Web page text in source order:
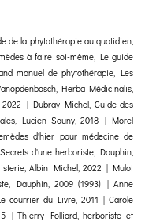
de la phytothérapie au quotidien,
à faire soi-même, Le guide
manuel de phytothérapie, Les
Herba Médicinalis,
2022 | Dubray Michel, Guide des
Lucien Souny, 2018 | Morel
d'hier pour médecine de
d'une herboriste, Dauphin,
Albin Michel, 2022 | Mulot
Dauphin, 2009 (1993) | Anne
courrier du Livre, 2011 | Carole
| Thierry Folliard, herboriste et